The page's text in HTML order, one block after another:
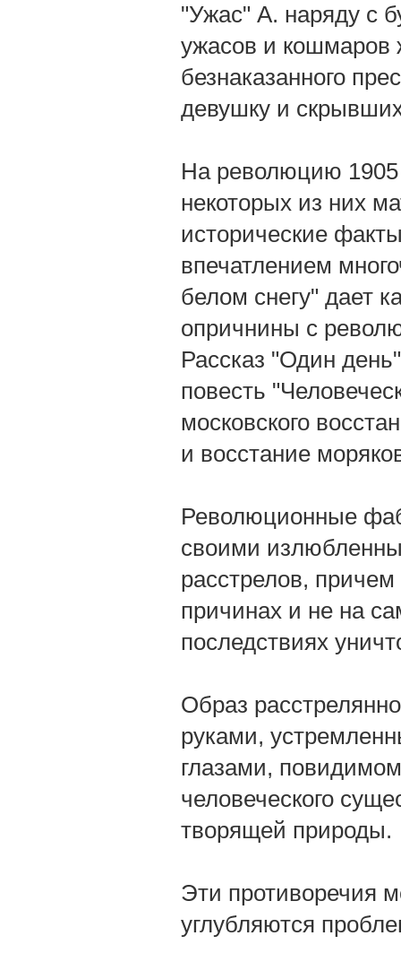
"Ужас" А. наряду с
ужасов и кошмаров
безнаказанного
девушку и
На революцию 1905
некоторых из них
исторические
впечатлением
белом снегу" дает
опричнины с
Рассказ "Один
повесть
московского
и восстание
Революционные
своими
расстрелов,
причинах и не на
последствиях
Образ
руками,
глазами,
человеческого
творящей природы.
Эти противоречия
углубляются